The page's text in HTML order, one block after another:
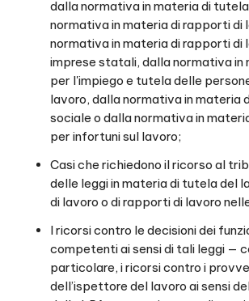
dalla normativa in materia di
normativa in materia di rapporti di
normativa in materia di rapporti di
imprese statali, dalla normativa in
per l'impiego e tutela delle
lavoro, dalla normativa in materia
sociale o dalla normativa in
per infortuni sul lavoro;
Casi che richiedono il ricorso al
delle leggi in materia di tutela del
di lavoro o di rapporti di lavoro
I ricorsi contro le decisioni dei
competenti ai sensi di tali leggi —
particolare, i ricorsi contro i
dell’ispettore del lavoro ai sensi